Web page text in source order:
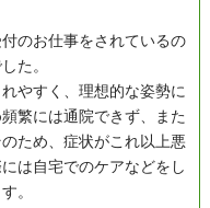
のお仕事をされているの
た。
やすく、理想的な姿勢に
繁には通院できず、また
ため、症状がこれ以上悪
は自宅でのケアなどをし
。